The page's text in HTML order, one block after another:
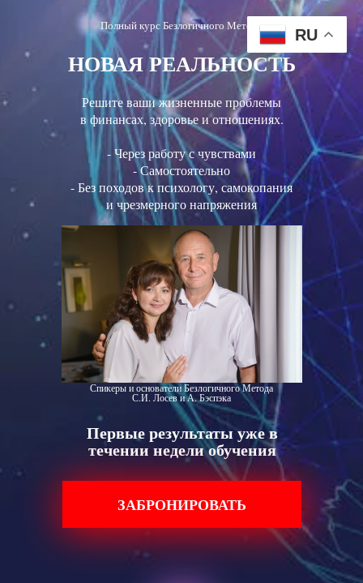
Полный курс Безлогичного Метода
НОВАЯ РЕАЛЬНОСТЬ
Решите ваши жизненные проблемы
в финансах, здоровье и отношениях.
- Через работу с чувствами
- Самостоятельно
- Без походов к психологу, самокопания
и чрезмерного напряжения
Спикеры и основатели Безлогичного Метода
С.И. Лосев и А. Бэспэка
Первые результаты уже в
течении недели обучения
ЗАБРОНИРОВАТЬ
RU